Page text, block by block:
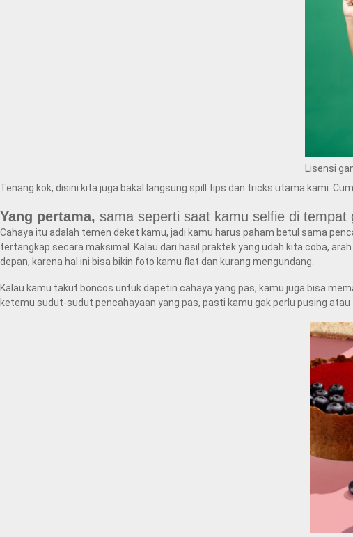
Lisensi
Tenang kok, disini kita juga bakal langsung spill tips dan tricks utama kami.
Yang pertama, sama seperti saat kamu selfie di
Cahaya itu adalah temen deket kamu, jadi kamu harus paham betul sama
tertangkap secara maksimal. Kalau dari hasil praktek yang udah kita coba,
depan, karena hal ini bisa bikin foto kamu flat dan kurang mengundang.
Kalau kamu takut boncos untuk dapetin cahaya yang pas, kamu juga bisa
ketemu sudut-sudut pencahayaan yang pas, pasti kamu gak perlu pusing atau